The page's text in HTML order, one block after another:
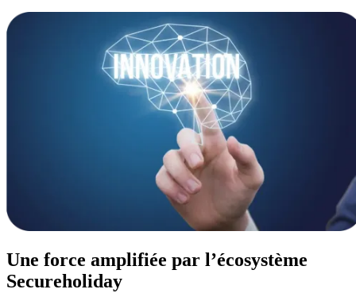
Une force amplifiée par l’écosystème
Secureholiday